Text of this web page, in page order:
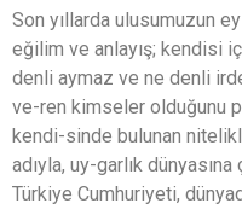
Son yıllarda ulusumuzun
eğilim ve anlayış; kendisi
denli aymaz ve ne denli
ve-ren kimseler olduğunu
kendi-sinde bulunan
adıyla, uy-garlık
Türkiye Cumhuriyeti,